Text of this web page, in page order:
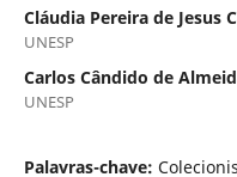
Cláudia Pereira de Jesus
UNESP
Carlos Cândido de
UNESP
Palavras-chave: